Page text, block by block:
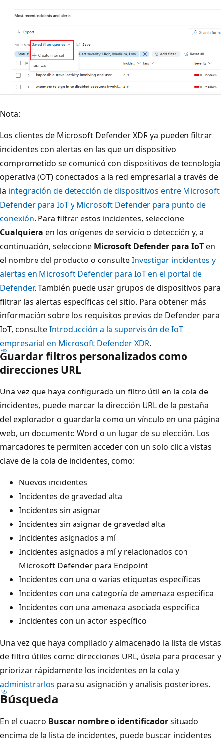
Nota:
Los clientes de Microsoft Defender XDR ya pueden filtrar
incidentes con alertas en las que un dispositivo
comprometido se comunicó con dispositivos de tecnología
operativa (OT) conectados a la red empresarial a través de
la integración de detección de dispositivos entre Microsoft
Defender para IoT y Microsoft Defender para punto de
conexión. Para filtrar estos incidentes, seleccione
Cualquiera en los orígenes de servicio o detección y, a
continuación, seleccione Microsoft Defender para IoTen
el nombre del producto o consulteInvestigar incidentes y
alertas en Microsoft Defender para IoT en el portal de
Defender. También puede usar grupos de dispositivos para
filtrar las alertas específicas del sitio. Para obtener más
información sobre los requisitos previos de Defender para
IoT, consulteIntroducción a la supervisión de IoT
empresarial en Microsoft Defender XDR.
Guardar filtros personalizados como
direcciones URL
Una vez que haya configurado un filtro útil en la cola de
incidentes, puede marcar la dirección URL de la pestaña
del explorador o guardarla como un vínculo en una página
web, un documento Word o un lugar de su elección. Los
marcadores te permiten acceder con un solo clic a vistas
clave de la cola de incidentes, como:
Nuevos incidentes
Incidentes de gravedad alta
Incidentes sin asignar
Incidentes sin asignar de gravedad alta
Incidentes asignados a mí
Incidentes asignados a mí y relacionados con
Microsoft Defender para Endpoint
Incidentes con una o varias etiquetas específicas
Incidentes con una categoría de amenaza específica
Incidentes con una amenaza asociada específica
Incidentes con un actor específico
Una vez que haya compilado y almacenado la lista de vistas
de filtro útiles como direcciones URL, úsela para procesar y
priorizar rápidamente los incidentes en la cola y
administrarlos para su asignación y análisis posteriores.
Búsqueda
En el cuadro Buscar nombre o identificadorsituado
encima de la lista de incidentes, puede buscar incidentes